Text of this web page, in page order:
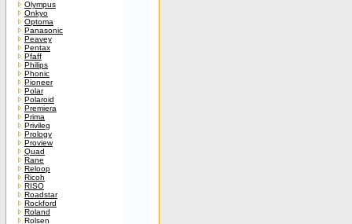
Olympus
Onkyo
Optoma
Panasonic
Peavey
Pentax
Pfaff
Philips
Phonic
Pioneer
Polar
Polaroid
Premiera
Prima
Privileg
Prology
Proview
Quad
Rane
Reloop
Ricoh
RISO
Roadstar
Rockford
Roland
Rolsen